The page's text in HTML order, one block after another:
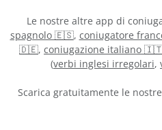
Le nostre altre app di
spagnolo 🇪🇸, coniugatore
🇩🇪, coniugazione italiano
(verbi inglesi irregolari,
Scarica gratuitamente le